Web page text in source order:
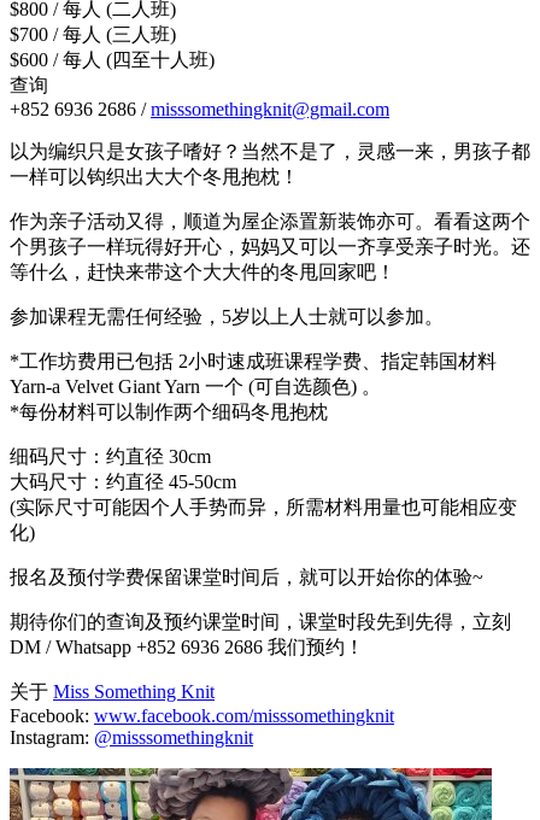
$800 / 每人 (二人班)
$700 / 每人 (三人班)
$600 / 每人 (四至十人班)
查询
+852 6936 2686 /misssomethingknit@gmail.com
以为编织只是女孩子嗜好？当然不是了，灵感一来，男孩子都
一样可以钩织出大大个冬甩抱枕！
作为亲子活动又得，顺道为屋企添置新装饰亦可。看看这两个
个男孩子一样玩得好开心，妈妈又可以一齐享受亲子时光。还
等什么，赶快来带这个大大件的冬甩回家吧！
参加课程无需任何经验，5岁以上人士就可以参加。
*工作坊费用已包括 2小时速成班课程学费、指定韩国材料
Yarn-a Velvet Giant Yarn 一个 (可自选颜色) 。
*每份材料可以制作两个细码冬甩抱枕
细码尺寸：约直径 30cm
大码尺寸：约直径 45-50cm
(实际尺寸可能因个人手势而异，所需材料用量也可能相应变
化)
报名及预付学费保留课堂时间后，就可以开始你的体验~
期待你们的查询及预约课堂时间，课堂时段先到先得，立刻
DM / Whatsapp +852 6936 2686 我们预约！
关于 Miss Something Knit
Facebook: www.facebook.com/misssomethingknit
Instagram: @misssomethingknit